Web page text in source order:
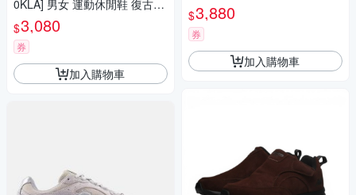
0KLA] 男女 運動休閒鞋 復古鞋
舒適 穿搭 灰銀白
$3,080
券
加入購物車
古鞋 穿搭 舒適 粉紫
$3,880
券
加入購物車